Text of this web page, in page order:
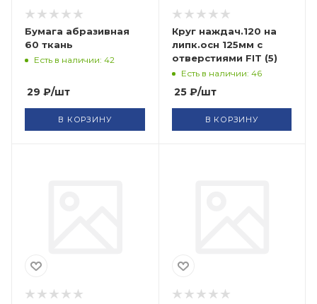
Бумага абразивная
60 ткань
Есть в наличии: 42
29 ₽/шт
В КОРЗИНУ
Круг наждач.120 на
липк.осн 125мм с
отверстиями FIT (5)
Есть в наличии: 46
25₽/шт
В КОРЗИНУ